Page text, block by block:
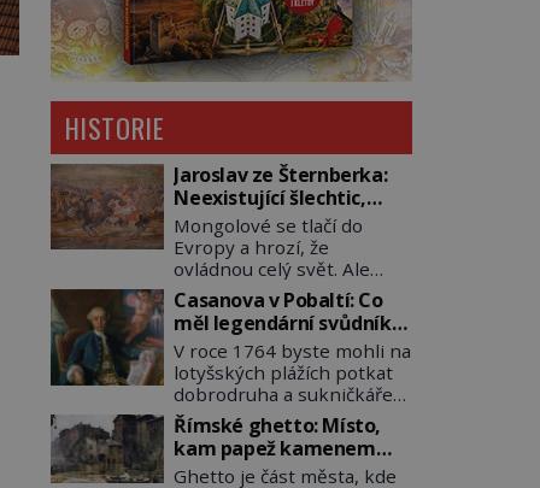
HISTORIE
Jaroslav ze Šternberka:
Neexistující šlechtic,
který z Moravy vyžene
Mongoly
Mongolové se tlačí do
Evropy a hrozí, že
ovládnou celý svět. Ale
naštěstí jim v samotném
srdci Evropy stojí v cestě
malé, ale silné království,
které dokáže dobyvatelské
hordy zastavit. Co
nedokáže žádná
z asijských říší, co
nedokážou Němci – to
dokáže český král. Nebo že
Casanova v Pobaltí: Co
měl legendární svůdník
společného se
svobodnými zednáři?
V roce 1764 byste mohli na
lotyšských plážích potkat
dobrodruha a sukničkáře
Giacoma Casanovu. Jeho
cesta k Baltskému moři
však nebyla turistickým
výletem, ale ryze pracovní
Římské ghetto: Místo,
kam papež kamenem
dohodil
Ghetto je část města, kde